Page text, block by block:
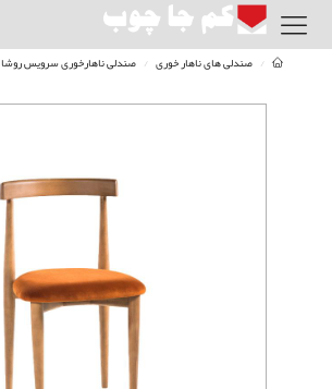
صندلی های ناهار خوری صندلی ناهارخوری سرویس روشا